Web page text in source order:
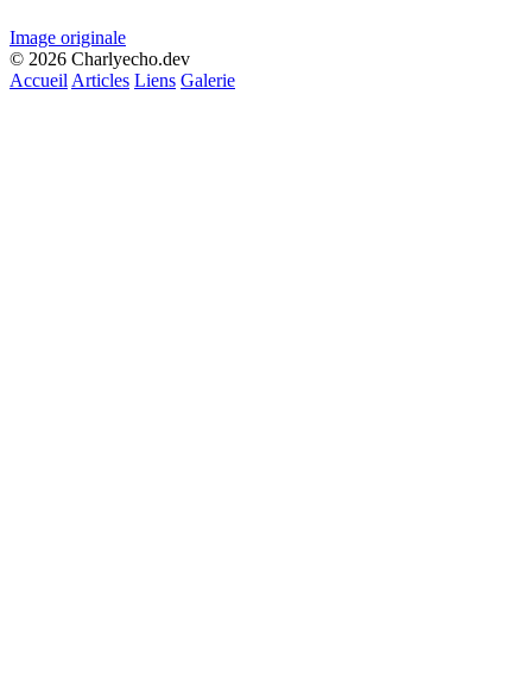
Image originale
© 2026 Charlyecho.dev
Accueil Articles Liens Galerie